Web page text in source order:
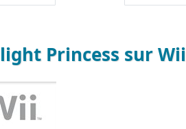
Princess sur Wii